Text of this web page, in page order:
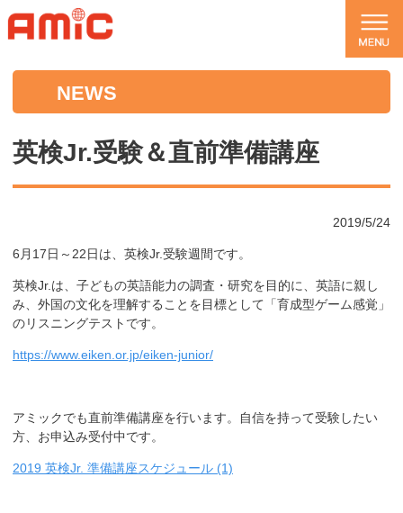
NEWS
英検Jr.受験＆直前準備講座
2019/5/24
6月17日～22日は、英検Jr.受験週間です。
英検Jr.は、子どもの英語能力の調査・研究を目的に、英語に親し
み、外国の文化を理解することを目標として「育成型ゲーム感覚」
のリスニングテストです。
https://www.eiken.or.jp/eiken-junior/
アミックでも直前準備講座を行います。自信を持って受験したい
方、お申込み受付中です。
2019 英検Jr. 準備講座スケジュール (1)